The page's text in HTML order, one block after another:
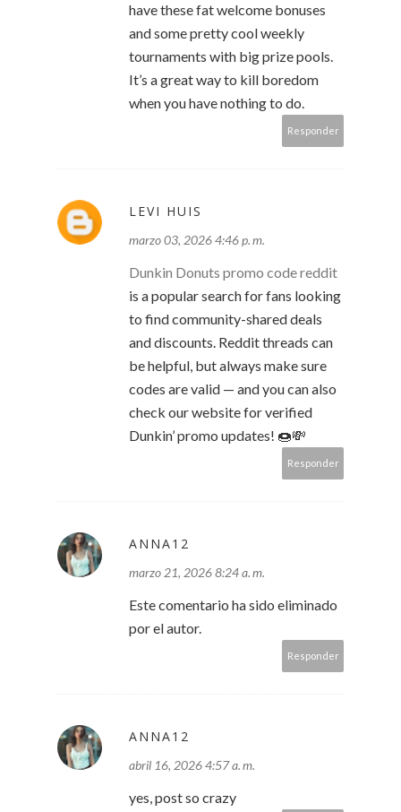
have these fat welcome bonuses
and some pretty cool weekly
tournaments with big prize pools.
It’s a great way to kill boredom
when you have nothing to do.
Responder
LEVI HUIS
marzo 03, 2026 4:46 p. m.
Dunkin Donuts promo code reddit
is a popular search for fans looking
to find community-shared deals
and discounts. Reddit threads can
be helpful, but always make sure
codes are valid — and you can also
check our website for verified
Dunkin’ promo updates! 🍩💸
Responder
ANNA12
marzo 21, 2026 8:24 a. m.
Este comentario ha sido eliminado
por el autor.
Responder
ANNA12
abril 16, 2026 4:57 a. m.
yes, post so crazy